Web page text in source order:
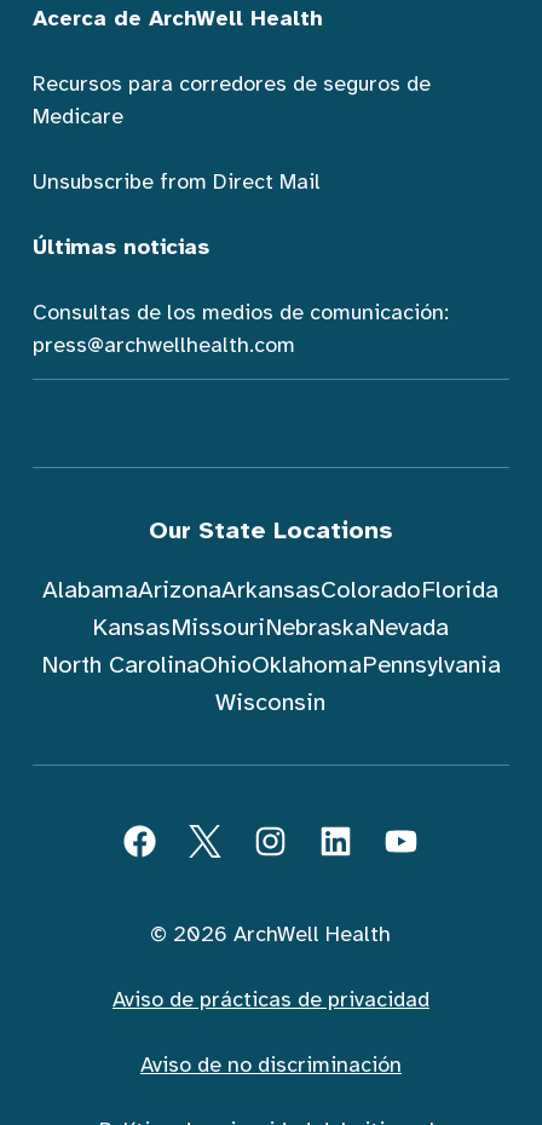
Acerca de ArchWell Health
Recursos para corredores de seguros de
Medicare
Unsubscribe from Direct Mail
Últimas noticias
Consultas de los medios de comunicación:
press@archwellhealth.com
Our State Locations
AlabamaArizonaArkansasColoradoFlorida
KansasMissouriNebraskaNevada
North CarolinaOhioOklahomaPennsylvania
Wisconsin
FacebookTwitterInstagramLinkedInYouTube
© 2026 ArchWell Health
Aviso de prácticas de privacidad
Aviso de no discriminación